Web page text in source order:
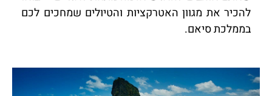
להכיר את מגוון האטרקציות והטיולים שמחכים לכם
בממלכת סיאם.